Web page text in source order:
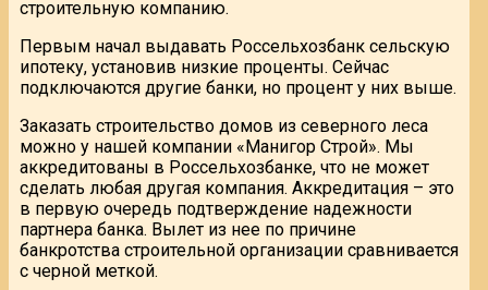
строительную компанию.
Первым начал выдавать Россельхозбанк сельскую
ипотеку, установив низкие проценты. Сейчас
подключаются другие банки, но процент у них выше.
Заказать строительство домов из северного леса
можно у нашей компании «Манигор Строй». Мы
аккредитованы в Россельхозбанке, что не может
сделать любая другая компания. Аккредитация – это
в первую очередь подтверждение надежности
партнера банка. Вылет из нее по причине
банкротства строительной организации сравнивается
с черной меткой.